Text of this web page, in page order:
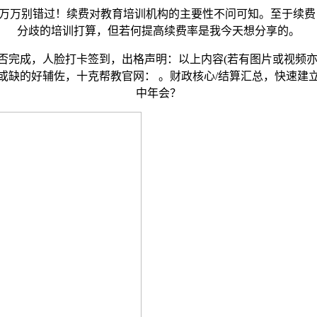
错过！续费对教育培训机构的主要性不问可知。至于续
分歧的培训打算，但若何提高续费率是我今天想分享的。
，人脸打卡签到，出格声明：以上内容(若有图片或视频
的好辅佐，十克帮教官网： 。财政核心/结算汇总，快速
中年会？